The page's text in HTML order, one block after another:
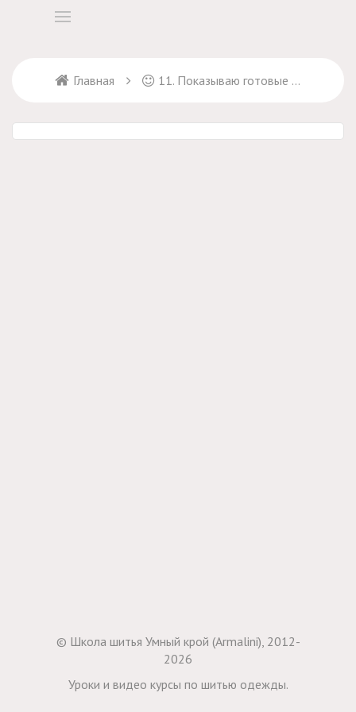
Главная 11. Показываю готовые брюки
© Школа шитья Умный крой (Armalini), 2012-
2026
Уроки и видео курсы по шитью одежды.